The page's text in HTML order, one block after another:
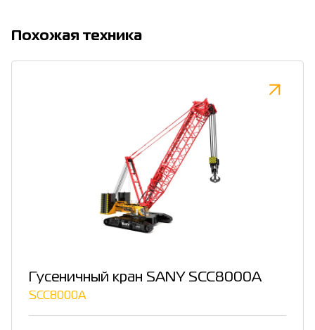
Похожая техника
Гусеничный кран SANY SCC8000A
SCC8000A